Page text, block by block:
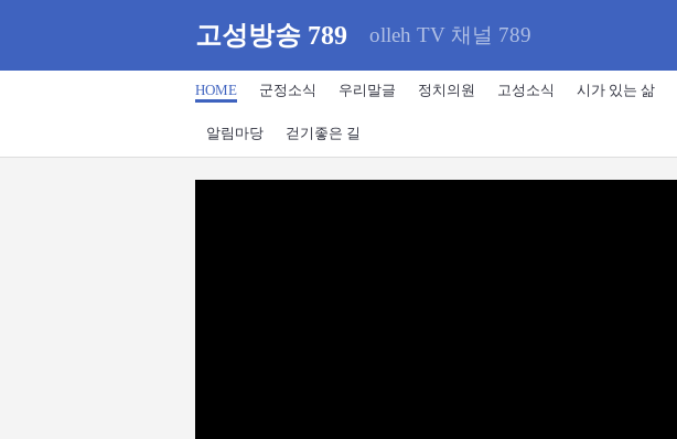
고성방송 789 olleh TV 채널 789
HOME 군정소식 우리말글 정치의원 고성소식 시가 있는 삶
알림마당 걷기좋은 길